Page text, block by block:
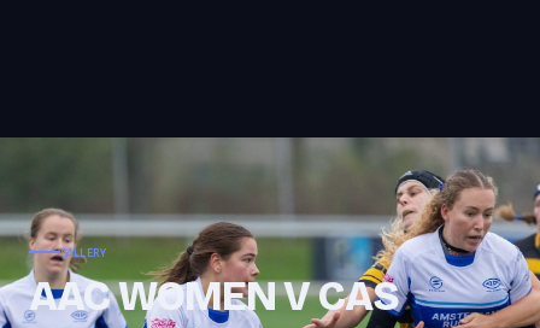
GALLERY
AAC WOMEN V CAS